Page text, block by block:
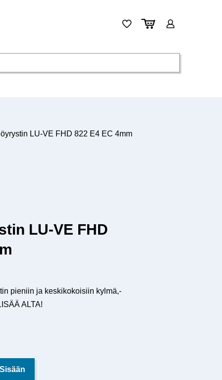
LU-VE FHD 822 E4 EC 4mm
LU-VE FHD
pieniin ja keskikokoisiin kylmä,-
ALTA!